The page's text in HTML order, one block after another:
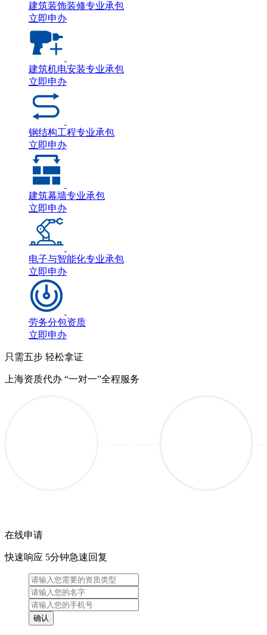
建筑装饰装修专业承包
立即申办
建筑机电安装专业承包
立即申办
钢结构工程专业承包
立即申办
建筑幕墙专业承包
立即申办
电子与智能化专业承包
立即申办
劳务分包资质
立即申办
只需五步 轻松拿证
上海资质代办 “一对一”全程服务
在线申请
快速响应 5分钟急速回复